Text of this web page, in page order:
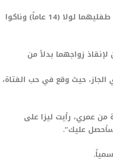
وأكد المصدر أن جيسون “عاد إلى حب حياته” ليزا بونيت، مضيفاً أن الفرحة لا تسع طفليهما لولا (14 عاماً) وناكوا
زواجهما بدلاً من
بليزا قبل لقائها للمرة الأولى في العام 2004 في نادي الجاز، حيث وقع في حب الفتاة،
كنت في الثامنة من عمري، رأيت ليزا على
عليك”.